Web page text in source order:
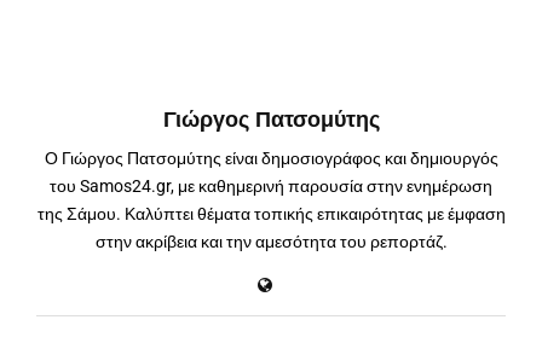
Γιώργος Πατσομύτης
Ο Γιώργος Πατσομύτης είναι δημοσιογράφος και δημιουργός
του Samos24.gr, με καθημερινή παρουσία στην ενημέρωση
της Σάμου. Καλύπτει θέματα τοπικής επικαιρότητας με έμφαση
στην ακρίβεια και την αμεσότητα του ρεπορτάζ.